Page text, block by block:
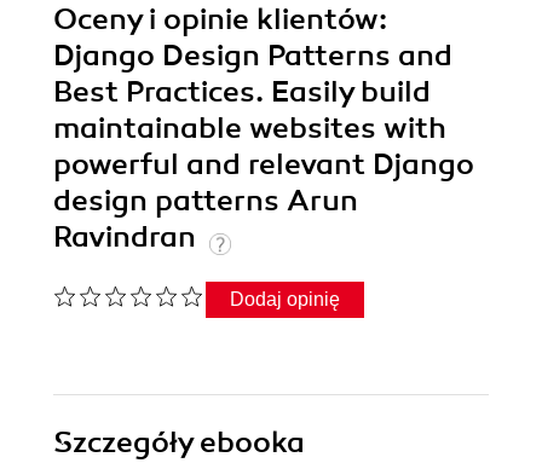
Oceny i opinie klientów:
Django Design Patterns and
Best Practices. Easily build
maintainable websites with
powerful and relevant Django
design patterns Arun
Ravindran
Dodaj opinię
Szczegółyebooka